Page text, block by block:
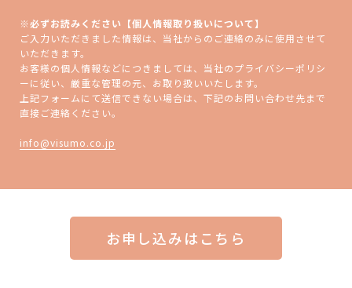
※必ずお読みください【個人情報取り扱いについて】
ご入力いただきました情報は、当社からのご連絡のみに使用させて
いただきます。
お客様の個人情報などにつきましては、当社のプライバシーポリシ
ーに従い、厳重な管理の元、お取り扱いいたします。
上記フォームにて送信できない場合は、下記のお問い合わせ先まで
直接ご連絡ください。
info@visumo.co.jp
お申し込みはこちら